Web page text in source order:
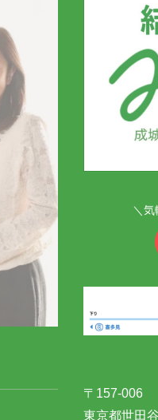
＼
〒157-006
東京都世田